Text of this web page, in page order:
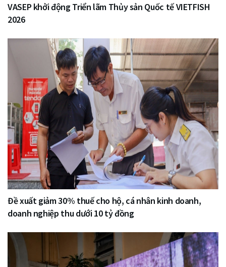
VASEP khởi động Triển lãm Thủy sản Quốc tế VIETFISH
2026
Đề xuất giảm 30% thuế cho hộ, cá nhân kinh doanh,
doanh nghiệp thu dưới 10 tỷ đồng